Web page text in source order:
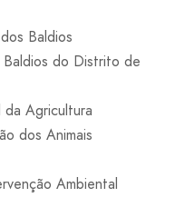
Baldios
do Distrito de
Agricultura
dos Animais
Ambiental